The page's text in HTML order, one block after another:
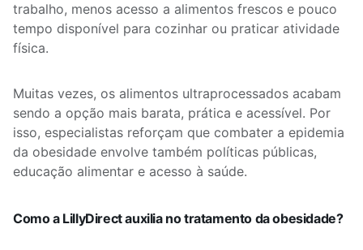
trabalho, menos acesso a alimentos frescos e pouco
tempo disponível para cozinhar ou praticar atividade
física.
Muitas vezes, os alimentos ultraprocessados acabam
sendo a opção mais barata, prática e acessível. Por
isso, especialistas reforçam que combater a epidemia
da obesidade envolve também políticas públicas,
educação alimentar e acesso à saúde.
Como a LillyDirect auxilia no tratamento da obesidade?